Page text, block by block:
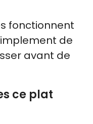
fonctionnent
de
avant de
ce plat